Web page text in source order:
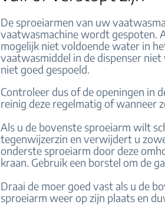
De sproeiarmen van uw
vaatwasmachine wordt gespoten.
mogelijk niet voldoende water in
vaatwasmiddel in de dispenser
niet goed gespoeld.
Controleer dus of de openingen in
reinig deze regelmatig of wanneer
Als u de bovenste sproeiarm wilt
tegenwijzerzin en verwijdert u
onderste sproeiarm door deze
kraan. Gebruik een borstel om de
Draai de moer goed vast als u de
sproeiarm weer op zijn plaats en